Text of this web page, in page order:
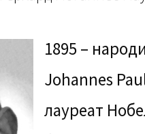
1895 –
Johannes
лауреат